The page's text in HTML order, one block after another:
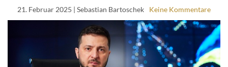
21. Februar 2025 | Sebastian Bartoschek Keine Kommentare